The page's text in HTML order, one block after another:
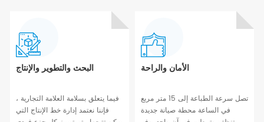
البحث والتطوير والإنتاج
فيما يتعلق بسلامة العلامة التجارية ،
فإننا نعتمد إدارة خط الإنتاج التي
الأمان والراحة
تصل سرعة الطباعة إلى 15 متر مربع
في الساعة محطة صيانة جديدة